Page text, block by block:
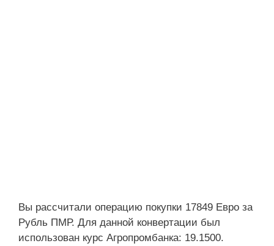
Вы рассчитали операцию покупки 17849 Евро за
Рубль ПМР. Для данной конвертации был
использован курс Агропромбанка: 19.1500.